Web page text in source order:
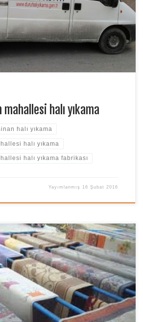
halı ve koltuk yıkama yerinde halı yıkama
sevgili Esenler Mimarsinan mahallesi
yıkama fabrikamız Esenler mimarsinan
yakama,Stor perde
[…]
halı yıkama
halı yıkama
halı yıkama
halı yıkama fabrikası
Yayımlanmış 16 Şubat 2016
halı yıkama,Esenler halı
halı yıkama fabrikası esenler. Merhaba
halı yıkama fabrikası Esenler kazım
sayfamıza hoş geldiniz. Duru halı yıkama
kazım karabekir mahallesi ve tüm
koltuk yıkama,Özel koltuk yıkama,Yerinde
koltuk yıkama,Stor perde […]